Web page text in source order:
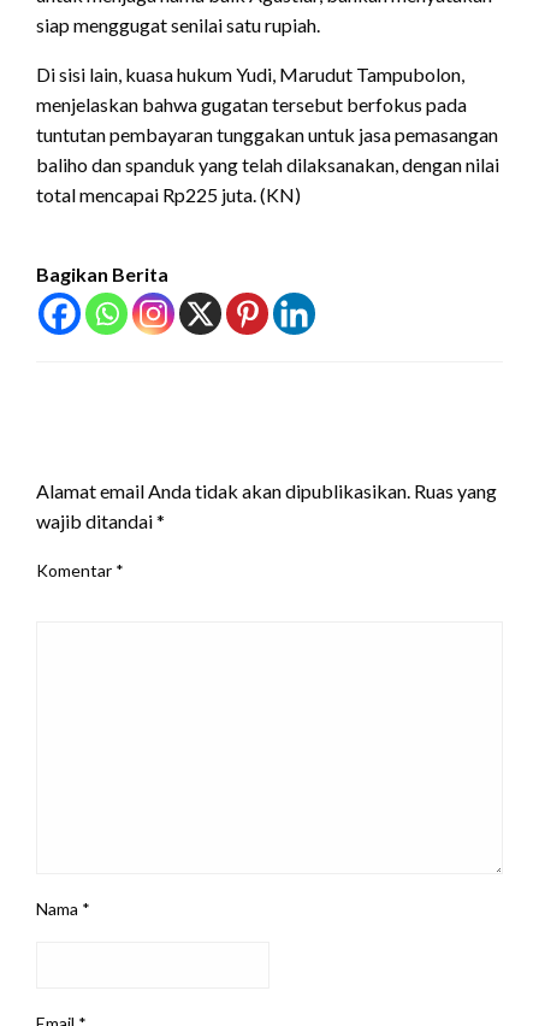
siap menggugat senilai satu rupiah.
Di sisi lain, kuasa hukum Yudi, Marudut Tampubolon,
menjelaskan bahwa gugatan tersebut berfokus pada
tuntutan pembayaran tunggakan untuk jasa pemasangan
baliho dan spanduk yang telah dilaksanakan, dengan nilai
total mencapai Rp225 juta. (KN)
Bagikan Berita
Alamat email Anda tidak akan dipublikasikan. Ruas yang
wajib ditandai*
Komentar *
Nama *